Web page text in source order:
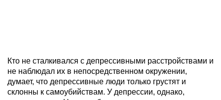
Кто не сталкивался с депрессивными расстройствами и
не наблюдал их в непосредственном окружении,
думает, что депрессивные люди только грустят и
склонны к самоубийствам. У депрессии, однако,